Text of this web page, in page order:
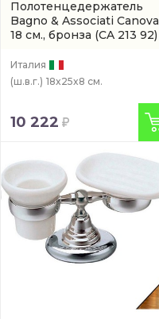
Полотенцедержатель
Bagno & Associati Canova
18 см., бронза (CA 213 92)
Италия
(ш.в.г.) 18x25x8 см.
10 222